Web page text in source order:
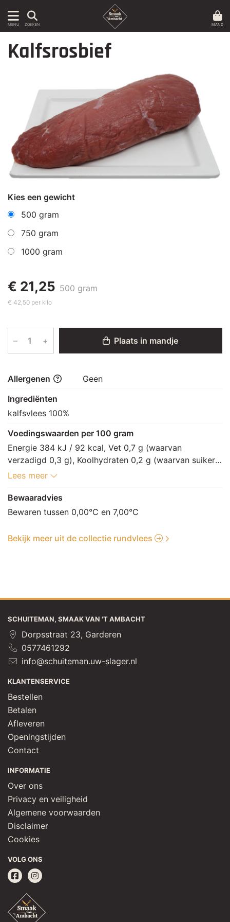
MENU ZOEKEN MAND
Kalfsrosbief
Kies een gewicht
500 gram
750 gram
1000 gram
€ 21,25 500 gram
€ 42,50 per kilo
– + Plaats in mandje
Allergenen
Geen
Ingrediënten
kalfsvlees 100%
Voedingswaarden per 100 gram
Energie 384 kJ / 92 kcal, Vet 0,7 g (waarvan
verzadigd 0,3 g), Koolhydraten 0,2 g (waarvan suikers
0 g), Vezels 0 g, Eiwitten 21,5 g, Zout 0,1 g.
Lees meer
Bewaaradvies
Bewaren tussen 0,00°C en 7,00°C
Bekijk meer uit de collectie rundvlees
SCHUITEMAN, SMAAK VAN 'T AMBACHT
Dorpsstraat 23, Garderen
0577461292
info@schuiteman.uw-slager.nl
KLANTENSERVICE
Bestellen
Betalen
Afleveren
Openingstijden
Contact
INFORMATIE
Over ons
Privacy en veiligheid
Algemene voorwaarden
Disclaimer
Cookies
VOLG ONS